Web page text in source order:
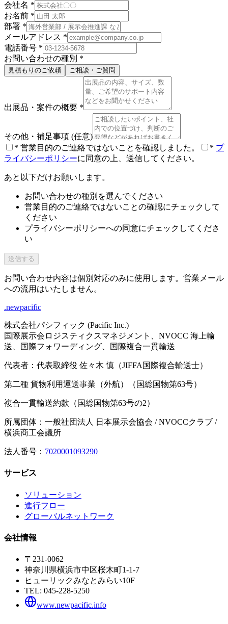
会社名 *
お名前 *
部署 *
メールアドレス *
電話番号 *
お問い合わせの種別 *
見積もりのご依頼 ご相談・ご質問
出展品・案件の概要 *
その他・補足事項 (任意)
* 営業目的のご連絡ではないことを確認しました。 * プ
ライバシーポリシーに同意の上、送信してください。
あと以下だけお願いします。
お問い合わせの種別を選んでください
営業目的のご連絡ではないことの確認にチェックして
ください
プライバシーポリシーへの同意にチェックしてくださ
い
送信する
お問い合わせ内容は個別対応のみに使用します。営業メール
への流用はいたしません。
.newpacific
株式会社パシフィック (Pacific Inc.)
国際展示会ロジスティクスマネジメント、NVOCC 海上輸
送、国際フォワーディング、国際複合一貫輸送
代表者：代表取締役 佐々木 慎（JIFFA国際複合輸送士）
第二種 貨物利用運送事業（外航）（国総国物第63号）
複合一貫輸送約款（国総国物第63号の2）
所属団体：一般社団法人 日本展示会協会 / NVOCCクラブ /
横浜商工会議所
法人番号： 7020001093290
サービス
ソリューション
進行フロー
グローバルネットワーク
会社情報
〒231-0062
神奈川県横浜市中区桜木町1-1-7
ヒューリックみなとみらい10F
TEL: 045-228-5250
www.newpacific.info